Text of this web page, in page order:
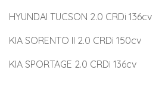
HYUNDAI TUCSON 2.0 CRDi 136cv
KIA SORENTO II 2.0 CRDi 150cv
KIA SPORTAGE 2.0 CRDi 136cv